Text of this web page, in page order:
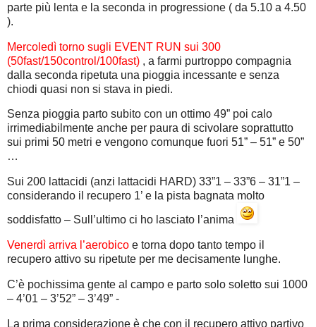
parte più lenta e la seconda in progressione ( da 5.10 a 4.50
).
Mercoledì torno sugli EVENT RUN sui 300
(50fast/150control/100fast) , a farmi purtroppo compagnia
dalla seconda ripetuta una pioggia incessante e senza
chiodi quasi non si stava in piedi.
Senza pioggia parto subito con un ottimo 49” poi calo
irrimediabilmente anche per paura di scivolare soprattutto
sui primi 50 metri e vengono comunque fuori 51” – 51” e 50”
…
Sui 200 lattacidi (anzi lattacidi HARD) 33”1 – 33”6 – 31”1 –
considerando il recupero 1’ e la pista bagnata molto
soddisfatto – Sull’ultimo ci ho lasciato l’anima
Venerdì arriva l’aerobico e torna dopo tanto tempo il
recupero attivo su ripetute per me decisamente lunghe.
C’è pochissima gente al campo e parto solo soletto sui 1000
– 4’01 – 3’52” – 3’49” -
La prima considerazione è che con il recupero attivo partivo